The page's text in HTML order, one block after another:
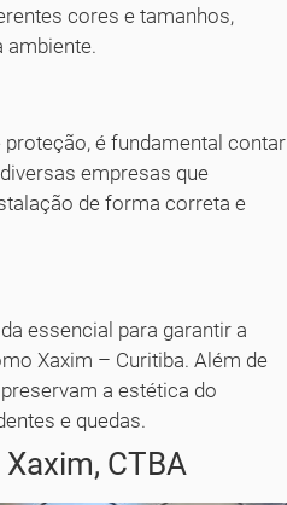
cores e tamanhos,
ambiente.
é fundamental contar
empresas que
de forma correta e
essencial para garantir a
Xaxim – Curitiba. Além de
a estética do
e quedas.
CTBA